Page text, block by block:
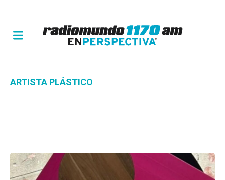
ARTISTA PLÁSTICO